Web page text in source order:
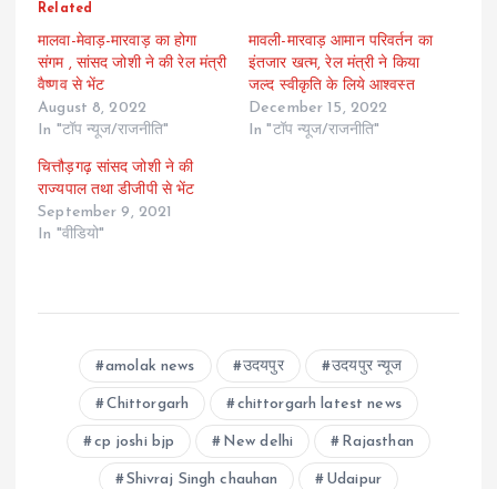
Related
मालवा-मेवाड़-मारवाड़ का होगा
संगम , सांसद जोशी ने की रेल मंत्री
वैष्णव से भेंट
August 8, 2022
In "टॉप न्यूज/राजनीति"
मावली-मारवाड़ आमान परिवर्तन का
इंतजार खत्म, रेल मंत्री ने किया
जल्द स्वीकृति के लिये आश्वस्त
December 15, 2022
In "टॉप न्यूज/राजनीति"
चित्तौड़गढ़ सांसद जोशी ने की
राज्यपाल तथा डीजीपी से भेंट
September 9, 2021
In "वीडियो"
amolak news उदयपुर उदयपुर न्यूज
Chittorgarh chittorgarh latest news
cp joshi bjp New delhi Rajasthan
Shivraj Singh chauhan Udaipur